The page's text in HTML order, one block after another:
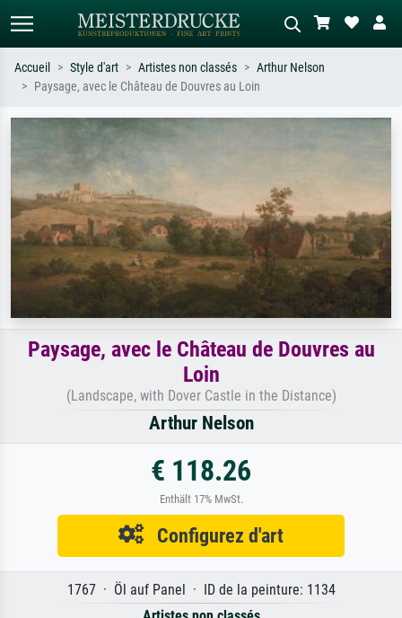
Recherchez par artiste, titre ou style –
impressionnisme, vague de Hokusai,
arbre.
Accueil Style d'art Artistes non classés
Arthur Nelson
Paysage, avec le Château de Douvres au Loin
Paysage, avec le Château de Douvres au
Loin
(Landscape, with Dover Castle in the Distance)
Arthur Nelson
€ 118.26
Enthält 17% MwSt.
Configurez d'art
1767 · Öl auf Panel · ID de la peinture: 1134